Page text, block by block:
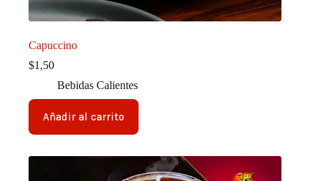
Capuccino
$1,50
Bebidas Calientes
Añadir al carrito